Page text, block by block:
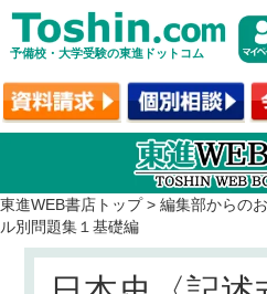
予備校・大学受験の東進ドットコム
東進WEB書店トップ> 編集部からの
ル別問題集１基礎編